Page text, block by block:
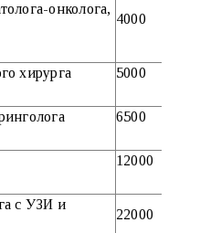
онколога,
4000
хирурга 5000
6500
12000
с УЗИ и
22000